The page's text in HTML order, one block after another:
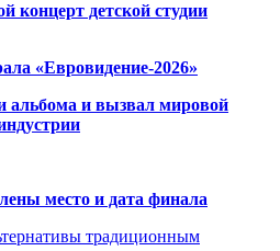
детской студии
«Евровидение-2026»
альбома и вызвал мировой
место и дата финала
традиционным